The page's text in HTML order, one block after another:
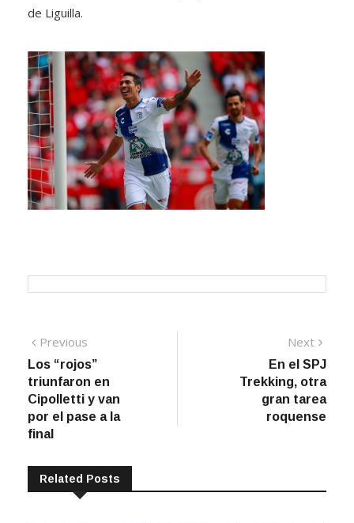
de Liguilla.
Navegación
de
entradas
Previous
post:
Los “rojos”
triunfaron en
Cipolletti y van
por el pase a la
final
Next
post:
En el SPJ
Trekking, otra
gran tarea
roquense
Related Posts